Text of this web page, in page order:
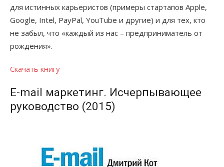
для истинных карьеристов (примеры стартапов Apple,
Google, Intel, PayPal, YouTube и другие) и для тех, кто
не забыл, что «каждый из нас – предприниматель от
рождения».
Скачать книгу
E-mail маркетинг. Исчерпывающее
руководство (2015)